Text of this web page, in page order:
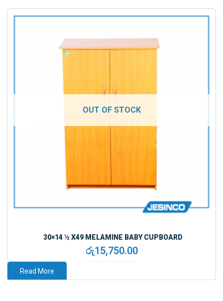
30×14 ½ X49 MELAMINE BABY CUPBOARD
රු15,750.00
Read More